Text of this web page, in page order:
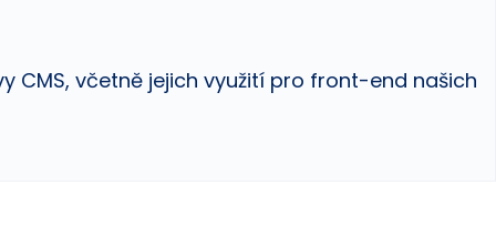
včetně jejich využití pro front-end našich